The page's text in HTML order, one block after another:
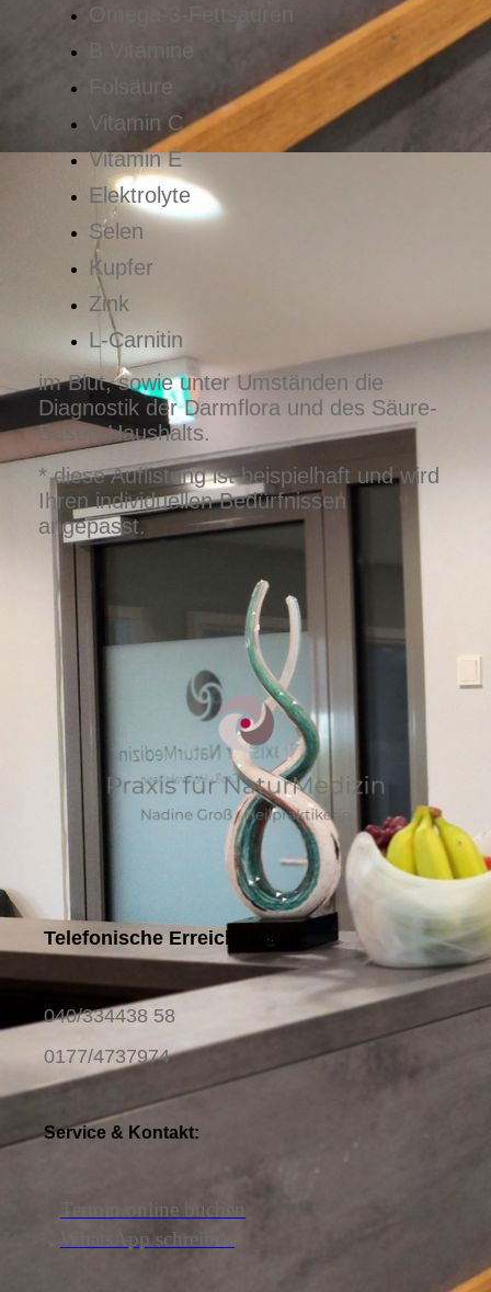
Omega-3-Fettsäuren
B Vitamine
Folsäure
Vitamin C
Vitamin E
Elektrolyte
Selen
Kupfer
Zink
L-Carnitin
im Blut, sowie unter Umständen die
Diagnostik der Darmflora und des Säure-
Basen-Haushalts.
* diese Auflistung ist beispielhaft und wird
Ihren individuellen Bedürfnissen
angepasst.
Telefonische Erreichbarkeit:
040/334438 58
0177/4737974
Service & Kontakt:
Termin online buchen
WhatsApp schreiben